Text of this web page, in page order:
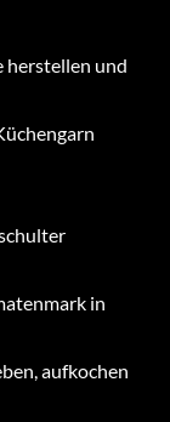
herstellen und
in
aufkochen